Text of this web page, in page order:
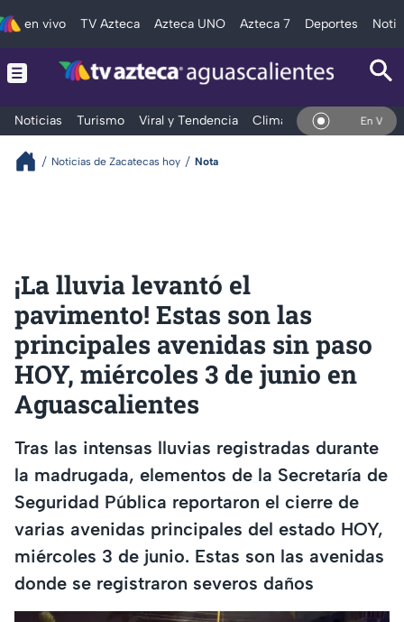
en vivo TV Azteca Azteca UNO Azteca 7 Deportes
Noticias Turismo Viral y Tendencia Clima Deportes En Vivo
Noticias de Zacatecas hoy Nota
¡La lluvia levantó el
pavimento! Estas son las
principales avenidas sin paso
HOY, miércoles 3 de junio en
Aguascalientes
Tras las intensas lluvias registradas durante
la madrugada, elementos de la Secretaría de
Seguridad Pública reportaron el cierre de
varias avenidas principales del estado HOY,
miércoles 3 de junio. Estas son las avenidas
donde se registraron severos daños